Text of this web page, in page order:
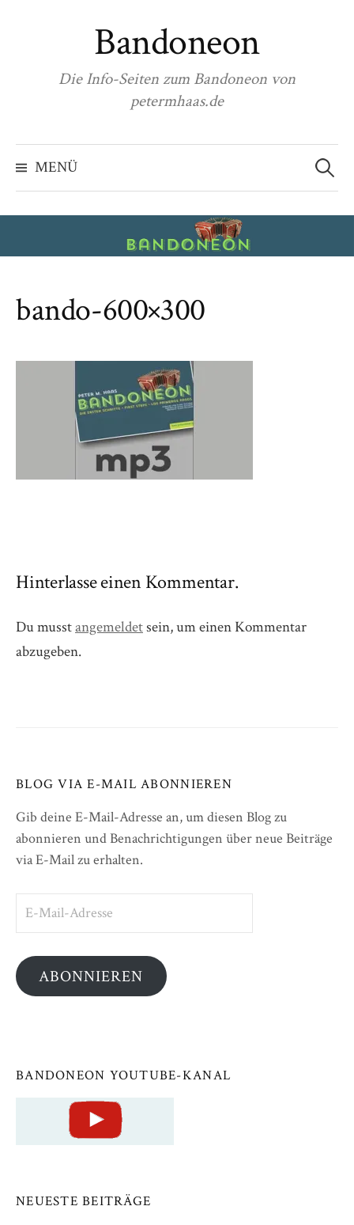
Bandoneon
Die Info-Seiten zum Bandoneon von
petermhaas.de
MENÜ
Suchen
nach:
bando-600×300
Hinterlasse einen Kommentar.
Du musstangemeldetsein, um einen Kommentar
abzugeben.
BLOG VIA E-MAIL ABONNIEREN
Gib deine E-Mail-Adresse an, um diesen Blog zu
abonnieren und Benachrichtigungen über neue Beiträge
via E-Mail zu erhalten.
E-
ABONNIEREN
BANDONEON YOUTUBE-KANAL
NEUESTE BEITRÄGE